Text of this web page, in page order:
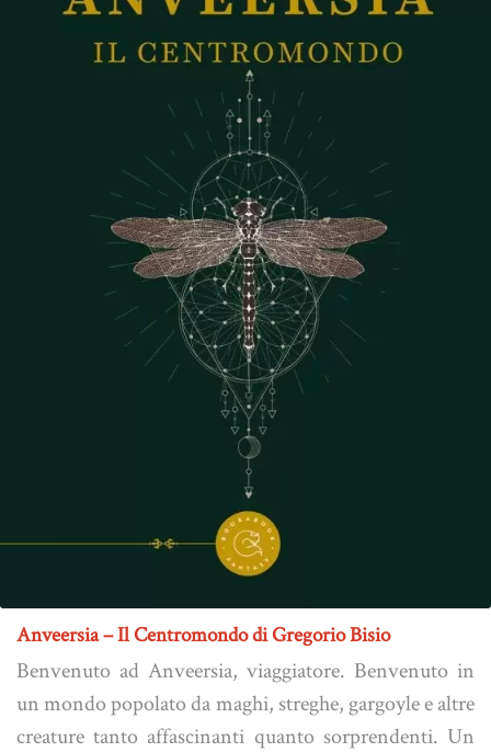
Anveersia – Il Centromondo di Gregorio Bisio
Benvenuto ad Anveersia, viaggiatore. Benvenuto in
un mondo popolato da maghi, streghe, gargoyle e altre
creature tanto affascinanti quanto sorprendenti. Un